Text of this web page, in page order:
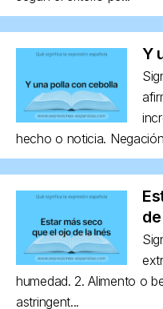
Y
hecho o noticia.
humedad. 2. Alimento o
astringent...